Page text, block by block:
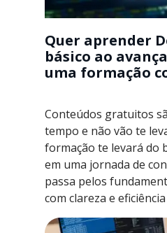
Quer aprender
básico ao
uma formação
Conteúdos gratuitos
tempo e não vão te
formação te levará do
em uma jornada de
passa pelos
com clareza e eficiência